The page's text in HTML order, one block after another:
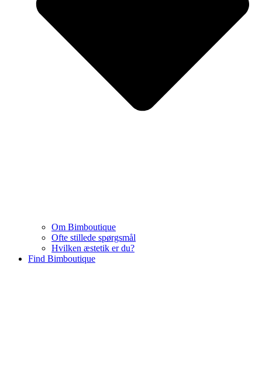
Om Bimboutique
Ofte stillede spørgsmål
Hvilken æstetik er du?
Find Bimboutique